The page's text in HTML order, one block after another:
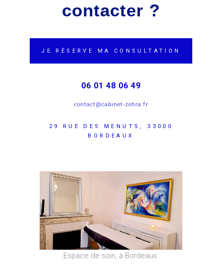
contacter ?
JE RÉSERVE MA CONSULTATION
06 01 48 06 49
contact@cabinet-zohra.fr
29 RUE DES MENUTS, 33000
BORDEAUX
Espace de soin, à Bordeaux.